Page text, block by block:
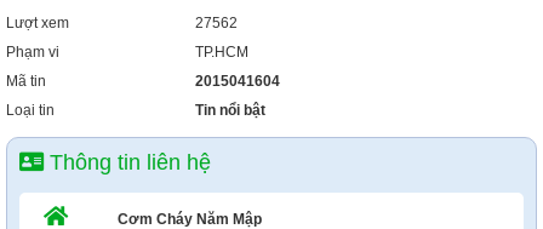
Lượt xem
27562
Phạm vi
TP.HCM
Mã tin
2015041604
Loại tin
Tin nổi bật
Thông tin liên hệ
Cơm Cháy Năm Mập